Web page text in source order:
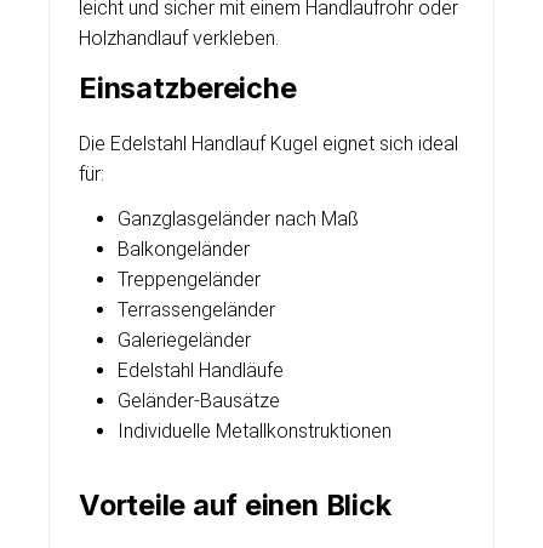
leicht und sicher mit einem Handlaufrohr oder
Holzhandlauf verkleben.
Einsatzbereiche
Die Edelstahl Handlauf Kugel eignet sich ideal
für:
Ganzglasgeländer nach Maß
Balkongeländer
Treppengeländer
Terrassengeländer
Galeriegeländer
Edelstahl Handläufe
Geländer-Bausätze
Individuelle Metallkonstruktionen
Vorteile auf einen Blick